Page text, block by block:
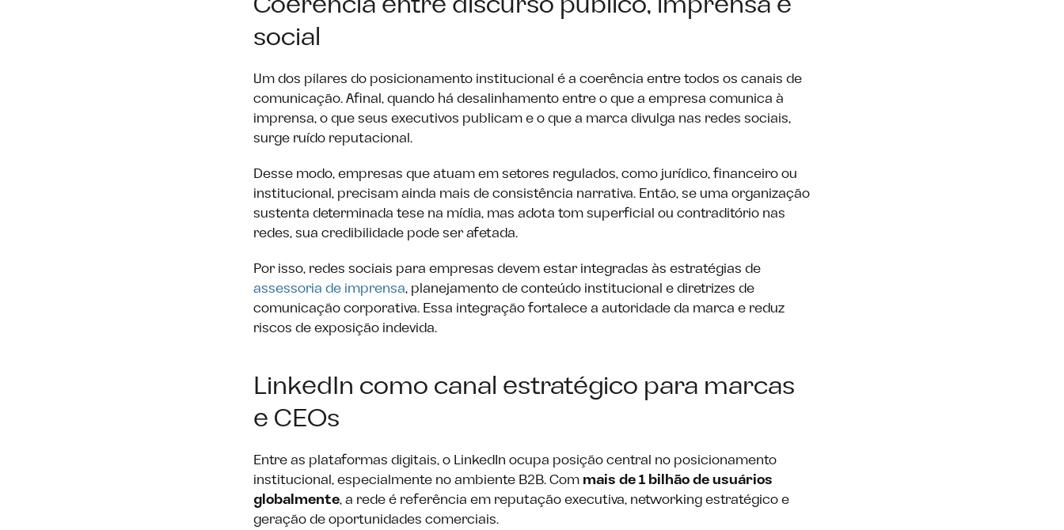
social
Um dos pilares do posicionamento institucional é a coerência entre todos os canais de
comunicação. Afinal, quando há desalinhamento entre o que a empresa comunica à
imprensa, o que seus executivos publicam e o que a marca divulga nas redes sociais,
surge ruído reputacional.
Desse modo, empresas que atuam em setores regulados, como jurídico, financeiro ou
institucional, precisam ainda mais de consistência narrativa. Então, se uma organização
sustenta determinada tese na mídia, mas adota tom superficial ou contraditório nas
redes, sua credibilidade pode ser afetada.
Por isso, redes sociais para empresas devem estar integradas às estratégias de
assessoria de imprensa, planejamento de conteúdo institucional e diretrizes de
comunicação corporativa. Essa integração fortalece a autoridade da marca e reduz
riscos de exposição indevida.
LinkedIn como canal estratégico para marcas
e CEOs
Entre as plataformas digitais, o LinkedIn ocupa posição central no posicionamento
institucional, especialmente no ambiente B2B. Com mais de 1 bilhão de usuários
globalmente, a rede é referência em reputação executiva, networking estratégico e
geração de oportunidades comerciais.